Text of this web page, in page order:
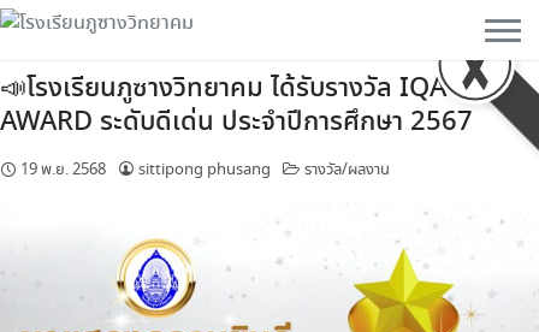
Skip
content
📣โรงเรียน​ภูซาง​วิทยาคม​ ได้​รับรางวัล​ ​IQA
AWARD ระดับ​ดีเด่น​ ประจำปี​การศึกษา​ 2567
19 พ.ย. 2568 sittipong phusang รางวัล/ผลงาน